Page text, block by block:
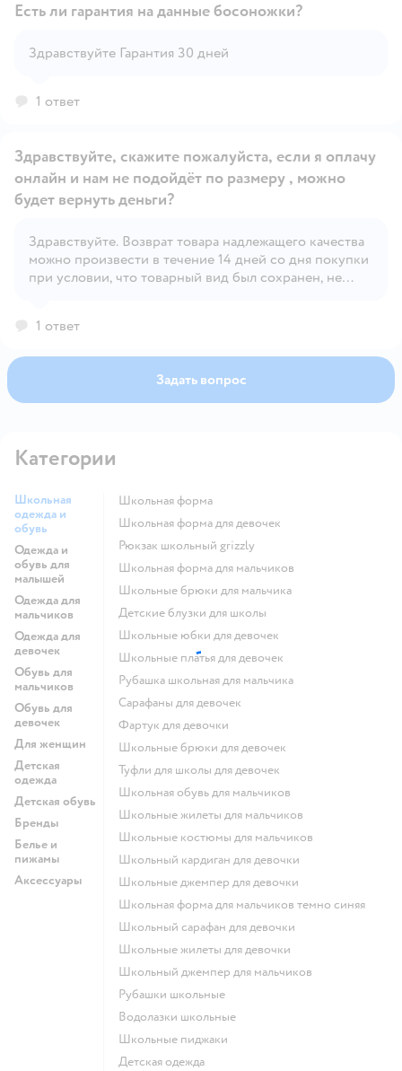
Открыть вопрос
Есть ли гарантия на данные босоножки?
Здравствуйте Гарантия 30 дней
1 ответ
Открыть вопрос
Здравствуйте, скажите пожалуйста, если я оплачу
онлайн и нам не подойдёт по размеру , можно
будет вернуть деньги?
Здравствуйте. Возврат товара надлежащего качества
можно произвести в течение 14 дней со дня покупки
при условии, что товарный вид был сохранен, не
запрещен. Обмен возможен в течении 30 дней на тех
1 ответ
Задать вопрос
Категории
Школьная
одежда и
обувь
Одежда и
обувь для
малышей
Одежда для
мальчиков
Одежда для
девочек
Обувь для
мальчиков
Обувь для
девочек
Для женщин
Детская
одежда
Детская обувь
Бренды
Белье и
пижамы
Аксессуары
Школьная форма
Школьная форма для девочек
Рюкзак школьный grizzly
Школьная форма для мальчиков
Школьные брюки для мальчика
Детские блузки для школы
Школьные юбки для девочек
Школьные платья для девочек
Рубашка школьная для мальчика
Сарафаны для девочек
Фартук для девочки
Школьные брюки для девочек
Туфли для школы для девочек
Школьная обувь для мальчиков
Школьные жилеты для мальчиков
Школьные костюмы для мальчиков
Школьный кардиган для девочки
Школьные джемпер для девочки
Школьная форма для мальчиков темно синяя
Школьный сарафан для девочки
Школьные жилеты для девочки
Школьный джемпер для мальчиков
Рубашки школьные
Водолазки школьные
Школьные пиджаки
Детская одежда